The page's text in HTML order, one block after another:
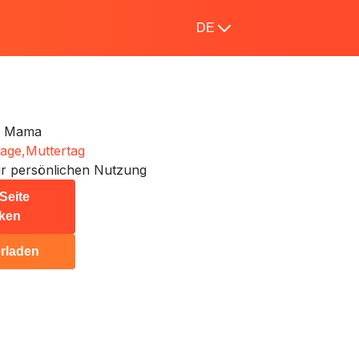
DE
Mama
Muttertag
persönlichen Nutzung